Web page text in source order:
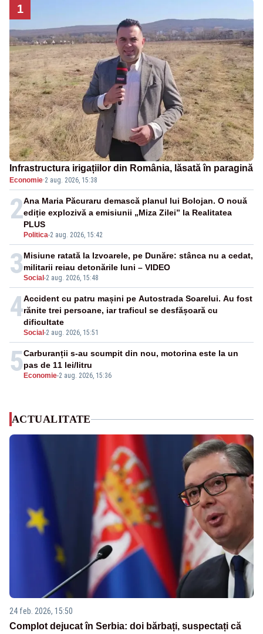
1
Infrastructura irigațiilor din România, lăsată în paragină
Economie·2 aug. 2026, 15:38
2
Politica-2 aug. 2026, 15:42
Ana Maria Păcuraru demască planul lui Bolojan. O nouă
ediție explozivă a emisiunii „Miza Zilei” la Realitatea
PLUS
3Social -2 aug. 2026, 15:48
Misiune ratată la Izvoarele, pe Dunăre: stânca nu a cedat,
militarii reiau detonările luni – VIDEO
4
Social -2 aug. 2026, 15:51
Accident cu patru mașini pe Autostrada Soarelui. Au fost
rănite trei persoane, iar traficul se desfășoară cu
dificultate
5 Economie-2 aug. 2026, 15:36
Carburanții s-au scumpit din nou, motorina este la un
pas de 11 lei/litru
ACTUALITATE
24 feb. 2026, 15:50
Complot dejucat în Serbia: doi bărbați, suspectați că